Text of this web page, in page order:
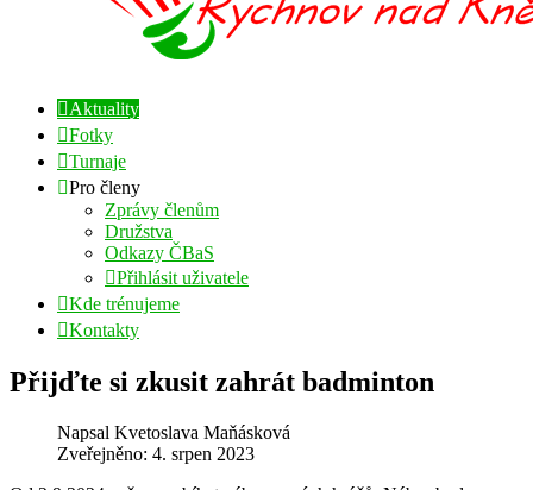
Aktuality
Fotky
Turnaje
Pro členy
Zprávy členům
Družstva
Odkazy ČBaS
Přihlásit uživatele
Kde trénujeme
Kontakty
Přijďte si zkusit zahrát badminton
Napsal Kvetoslava Maňásková
Zveřejněno: 4. srpen 2023